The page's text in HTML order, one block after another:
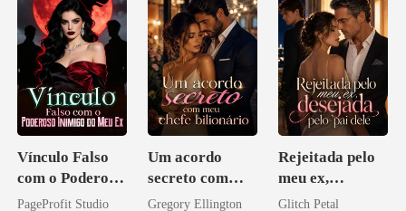
Vínculo Falso
com o Poderoso
Inimigo do Meu
PageProfit Studio
Um acordo
secreto com
meu chefe
Gregory Ellington
Rejeitada pelo
meu ex,
desejada pelo
Glitch Petal